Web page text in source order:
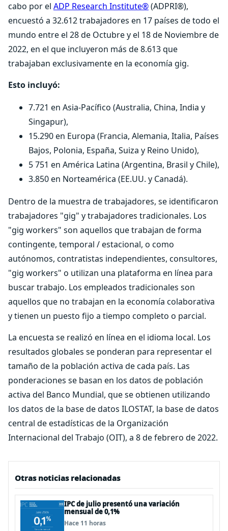
cabo por el ADP Research Institute®(ADPRI®),
encuestó a 32.612 trabajadores en 17 países de todo el
mundo entre el 28 de Octubre y el 18 de Noviembre de
2022, en el que incluyeron más de 8.613 que
trabajaban exclusivamente en la economía gig.
Esto incluyó:
7.721 en Asia-Pacífico (Australia, China, India y
Singapur),
15.290 en Europa (Francia, Alemania, Italia, Países
Bajos, Polonia, España, Suiza y Reino Unido),
5 751 en América Latina (Argentina, Brasil y Chile),
3.850 en Norteamérica (EE.UU. y Canadá).
Dentro de la muestra de trabajadores, se identificaron
trabajadores "gig" y trabajadores tradicionales. Los
"gig workers" son aquellos que trabajan de forma
contingente, temporal / estacional, o como
autónomos, contratistas independientes, consultores,
"gig workers" o utilizan una plataforma en línea para
buscar trabajo. Los empleados tradicionales son
aquellos que no trabajan en la economía colaborativa
y tienen un puesto fijo a tiempo completo o parcial.
La encuesta se realizó en línea en el idioma local. Los
resultados globales se ponderan para representar el
tamaño de la población activa de cada país. Las
ponderaciones se basan en los datos de población
activa del Banco Mundial, que se obtienen utilizando
los datos de la base de datos ILOSTAT, la base de datos
central de estadísticas de la Organización
Internacional del Trabajo (OIT), a 8 de febrero de 2022.
Otras noticias relacionadas
IPC de julio presentó una variación
mensual de 0,1%
Hace 11 horas